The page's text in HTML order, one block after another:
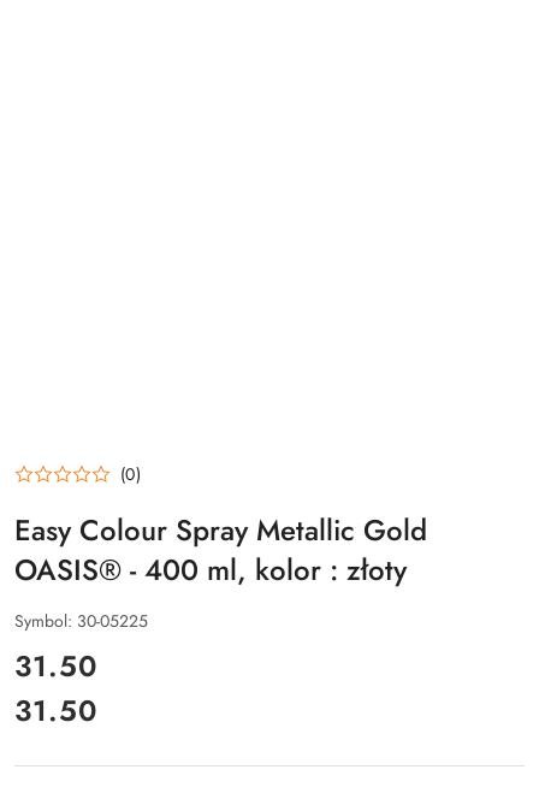
(0)
Easy Colour Spray Metallic Gold
OASIS® - 400 ml, kolor : złoty
Symbol: 30-05225
cena:
31.50
Cena:
31.50